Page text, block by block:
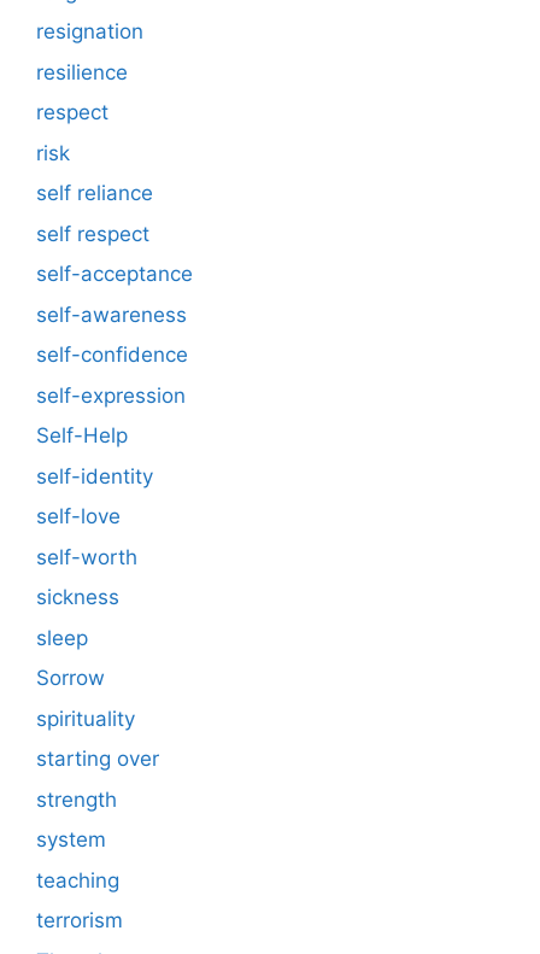
resignation
resilience
respect
risk
self reliance
self respect
self-acceptance
self-awareness
self-confidence
self-expression
Self-Help
self-identity
self-love
self-worth
sickness
sleep
Sorrow
spirituality
starting over
strength
system
teaching
terrorism